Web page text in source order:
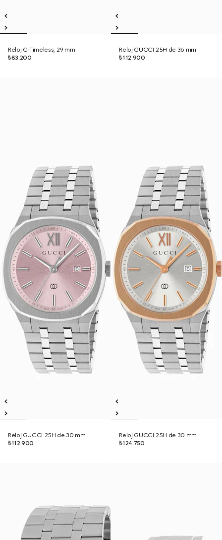
Reloj G-Timeless, 29 mm
₺83.200
Reloj GUCCI 25H de 36 mm
₺112.900
Reloj GUCCI 25H de 30 mm
₺112.900
Reloj GUCCI 25H de 30 mm
₺124.750